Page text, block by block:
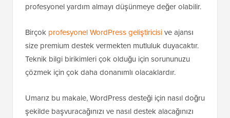
profesyonel yardım almayı düşünmeye değer olabilir.
Birçok profesyonel WordPress geliştiricisive ajansı
size premium destek vermekten mutluluk duyacaktır.
Teknik bilgi birikimleri çok olduğu için sorununuzu
çözmek için çok daha donanımlı olacaklardır.
Umarız bu makale, WordPress desteği için nasıl doğru
şekilde başvuracağınızı ve nasıl destek alacağınızı